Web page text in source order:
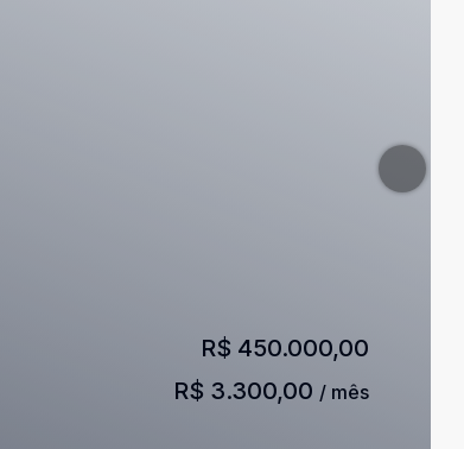
R$ 450.000,00
R$ 3.300,00 / mês